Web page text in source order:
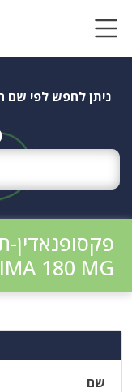
ניתן לחפש לפי שם
פקסופנאדין-
180 MG
שם